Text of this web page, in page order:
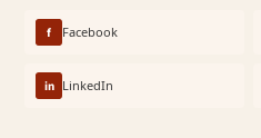
f Facebook
in LinkedIn